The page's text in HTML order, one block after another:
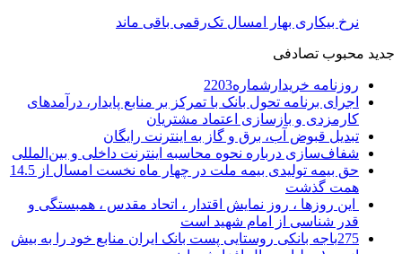
نرخ بیکاری بهار امسال تک‌رقمی باقی ماند
جدید محبوب تصادفی
روزنامه خریدارشماره2203
اجرای برنامه تحول بانک با تمرکز بر منابع پایدار، درآمدهای
کارمزدی و بازسازی اعتماد مشتریان
تبدیل قبوض آب، برق و گاز به اینترنت رایگان
شفاف‌سازی درباره نحوه محاسبه اینترنت داخلی و بین‌المللی
حق بیمه تولیدی بیمه ملت در چهار ماه نخست امسال از 14.5
همت گذشت
این روزها ، روز نمایش اقتدار ، اتحاد مقدس ، همبستگی و
قدر شناسی از امام شهید است
275باجه بانکی روستایی پست بانک ایران منابع خود را به بیش